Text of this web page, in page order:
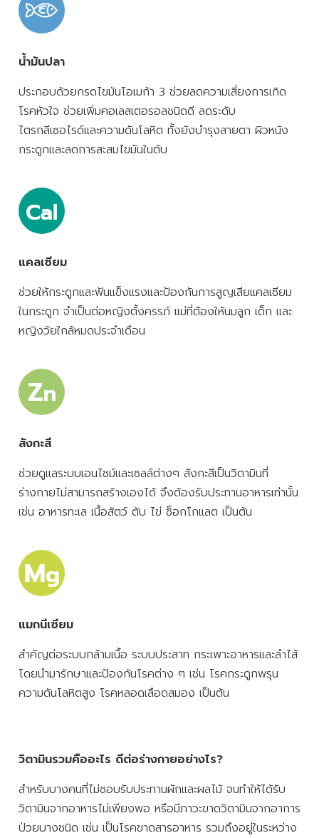
น้ำมันปลา
ประกอบด้วยกรดไขมันโอเมก้า 3 ช่วยลดความเสี่ยงการเกิด
โรคหัวใจ ช่วยเพิ่มคอเลสเตอรอลชนิดดี ลดระดับ
ไตรกลีเซอไรด์และความดันโลหิต ทั้งยังบำรุงสายตา ผิวหนัง
กระดูกและลดการสะสมไขมันในตับ
แคลเซียม
ช่วยให้กระดูกและฟันแข็งแรงและป้องกันการสูญเสียแคลเซียม
ในกระดูก จำเป็นต่อหญิงตั้งครรภ์ แม่ที่ต้องให้นมลูก เด็ก และ
หญิงวัยใกล้หมดประจำเดือน
สังกะสี
ช่วยดูแลระบบเอนไซม์และเซลล์ต่างๆ สังกะสีเป็นวิตามินที่
ร่างกายไม่สามารถสร้างเองได้ จึงต้องรับประทานอาหารเท่านั้น
เช่น อาหารทะเล เนื้อสัตว์ ตับ ไข่ ช็อกโกแลต เป็นต้น
แมกนีเซียม
สำคัญต่อระบบกล้ามเนื้อ ระบบประสาท กระเพาะอาหารและลำไส้
โดยนำมารักษาและป้องกันโรคต่าง ๆ เช่น โรคกระดูกพรุน
ความดันโลหิตสูง โรคหลอดเลือดสมอง เป็นต้น
วิตามินรวมคืออะไร ดีต่อร่างกายอย่างไร?
สำหรับบางคนที่ไม่ชอบรับประทานผักและผลไม้ จนทำให้ได้รับ
วิตามินจากอาหารไม่เพียงพอ หรือมีภาวะขาดวิตามินจากอาการ
ป่วยบางชนิด เช่น เป็นโรคขาดสารอาหาร รวมถึงอยู่ในระหว่าง